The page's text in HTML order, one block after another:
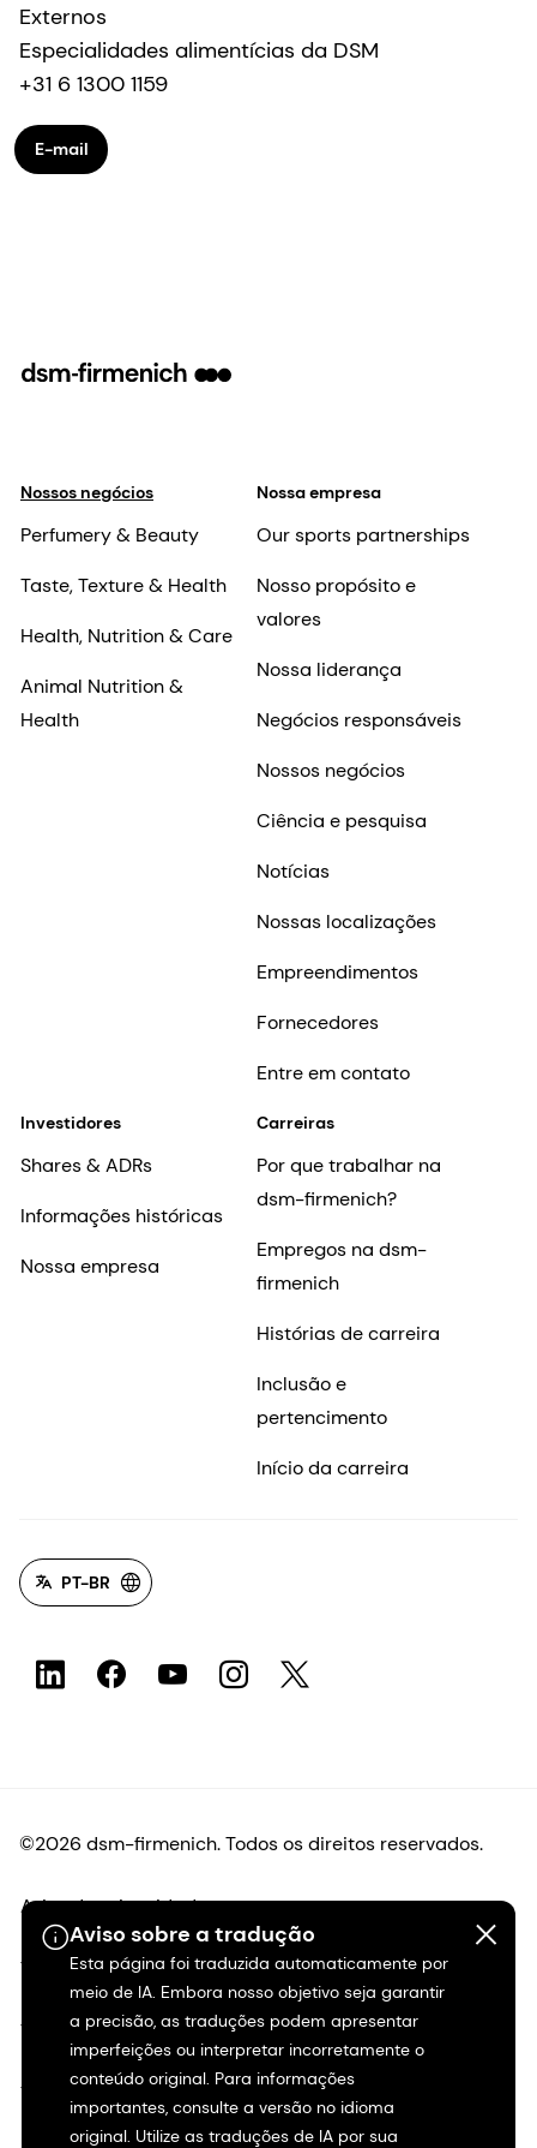
Externos
Especialidades alimentícias da DSM
+31 6 1300 1159
E-mail
Aviso sobre a tradução
Esta página foi traduzida automaticamente por
meio de IA. Embora nosso objetivo seja garantir
a precisão, as traduções podem apresentar
imperfeições ou interpretar incorretamente o
conteúdo original. Para informações
importantes, consulte a versão no idioma
original. Utilize as traduções de IA por sua
Nossos negócios
Perfumery & Beauty
Taste, Texture & Health
Health, Nutrition & Care
Animal Nutrition &
Health
Nossa empresa
Our sports partnerships
Nosso propósito e
valores
Nossa liderança
Negócios responsáveis
Nossos negócios
Ciência e pesquisa
Notícias
Nossas localizações
Empreendimentos
Fornecedores
Entre em contato
Investidores
Shares & ADRs
Informações históricas
Nossa empresa
Carreiras
Por que trabalhar na
dsm-firmenich?
Empregos na dsm-
firmenich
Histórias de carreira
Inclusão e
pertencimento
Início da carreira
PT-BR
©2026 dsm-firmenich. Todos os direitos reservados.
Aviso de privacidade
Termos de uso
Termos e condições
Transparência na Califórnia